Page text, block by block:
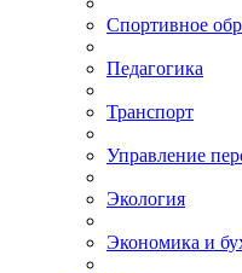
Спортивное
Педагогика
Транспорт
Управление
Экология
Экономика и